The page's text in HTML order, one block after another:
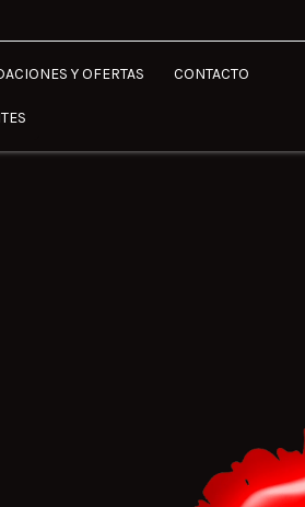
Y OFERTAS CONTACTO